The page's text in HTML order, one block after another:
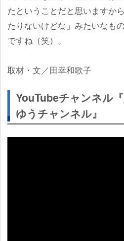
たということだと思いますか
たりないけどな」みたいなも
ですね（笑）。
取材・文／田幸和歌子
YouTubeチャンネル
ゆうチャンネル』